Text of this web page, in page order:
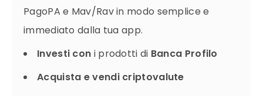
PagoPA e Mav/Rav in modo semplice e
immediato dalla tua app.
Investi con i prodotti di Banca Profilo
Acquista e vendi criptovalute